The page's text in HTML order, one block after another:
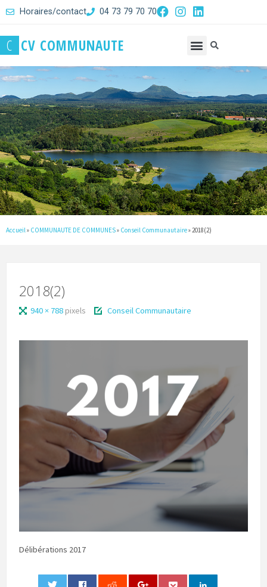
Horaires/contact 04 73 79 70 70
C CV COMMUNAUTE
Accueil » COMMUNAUTE DE COMMUNES» Conseil Communautaire»2018(2)
2018(2)
940 × 788 pixels Conseil Communautaire
Délibérations 2017